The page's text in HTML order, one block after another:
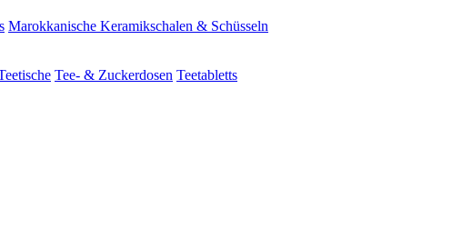
Marokkanische Keramikschalen & Schüsseln
Tee- & Zuckerdosen Teetabletts